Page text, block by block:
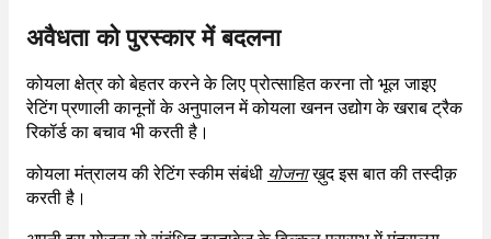
अवैधता को पुरस्कार में बदलना
कोयला क्षेत्र को बेहतर करने के लिए प्रोत्साहित करना तो भूल जाइए
रेटिंग प्रणाली कानूनों के अनुपालन में कोयला खनन उद्योग के खराब ट्रैक
रिकॉर्ड का बचाव भी करती है।
कोयला मंत्रालय की रेटिंग स्कीम संबंधी योजनाख़ुद इस बात की तस्दीक़
करती है।